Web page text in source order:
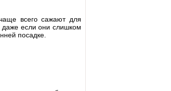
всего сажают для
даже если они слишком
посадке.